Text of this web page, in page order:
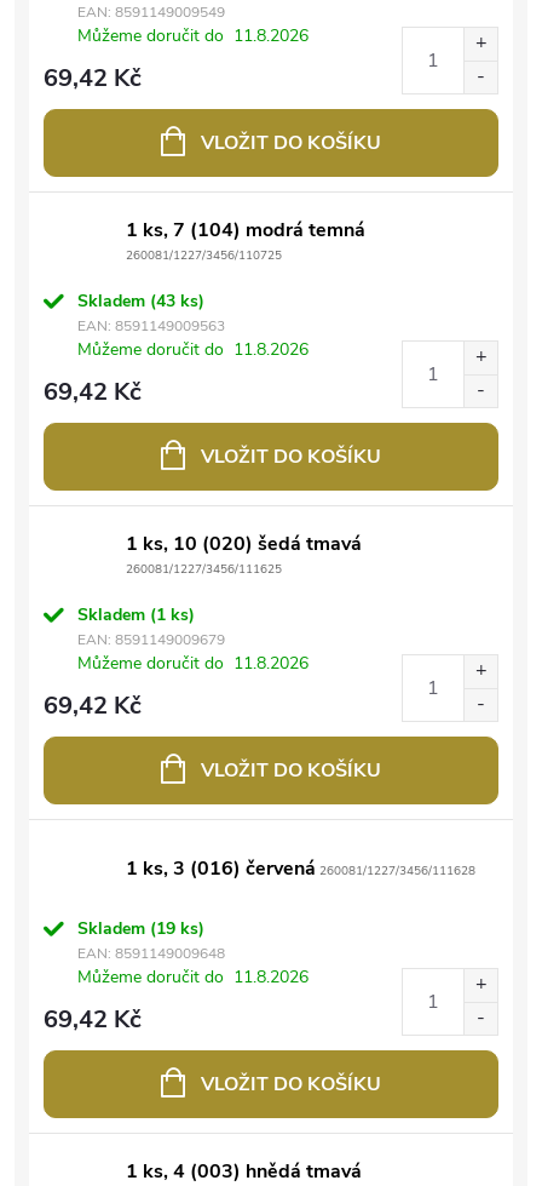
EAN: 8591149009549
Můžeme doručit do 11.8.2026
69,42 Kč
VLOŽIT DO KOŠÍKU
1 ks, 7 (104) modrá temná
260081/1227/3456/110725
Skladem (43 ks)
EAN: 8591149009563
Můžeme doručit do 11.8.2026
69,42 Kč
VLOŽIT DO KOŠÍKU
1 ks, 10 (020) šedá tmavá
260081/1227/3456/111625
Skladem (1 ks)
EAN: 8591149009679
Můžeme doručit do 11.8.2026
69,42 Kč
VLOŽIT DO KOŠÍKU
1 ks, 3 (016) červená 260081/1227/3456/111628
Skladem (19 ks)
EAN: 8591149009648
Můžeme doručit do 11.8.2026
69,42 Kč
VLOŽIT DO KOŠÍKU
1 ks, 4 (003) hnědá tmavá